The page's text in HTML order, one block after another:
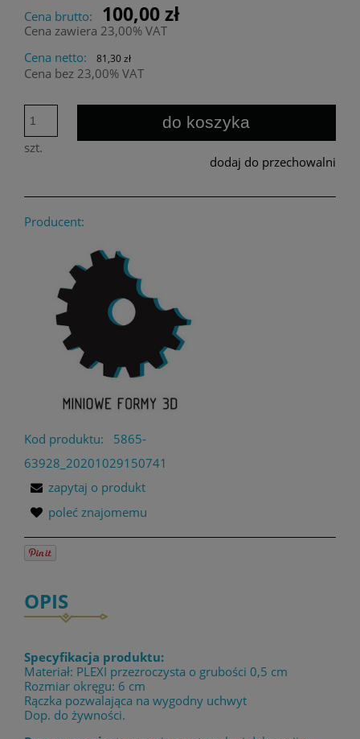
Cena brutto:
100,00 zł
Cena zawiera 23,00% VAT
Cena netto:
81,30 zł
Cena bez 23,00% VAT
szt.
do koszyka
dodaj do przechowalni
Producent:
Kod produktu:
5865-
63928_20201029150741
zapytaj o produkt
poleć znajomemu
OPIS
Specyfikacja produktu:
Materiał: PLEXI przezroczysta o grubości 0,5 cm
Rozmiar okręgu: 6 cm
Rączka pozwalająca na wygodny uchwyt
Dop. do żywności.